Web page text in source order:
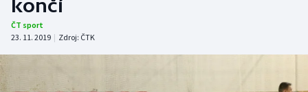
Atletika
DALŠÍ SPORTY
končí
ČT sport
23. 11. 2019 | Zdroj: ČTK